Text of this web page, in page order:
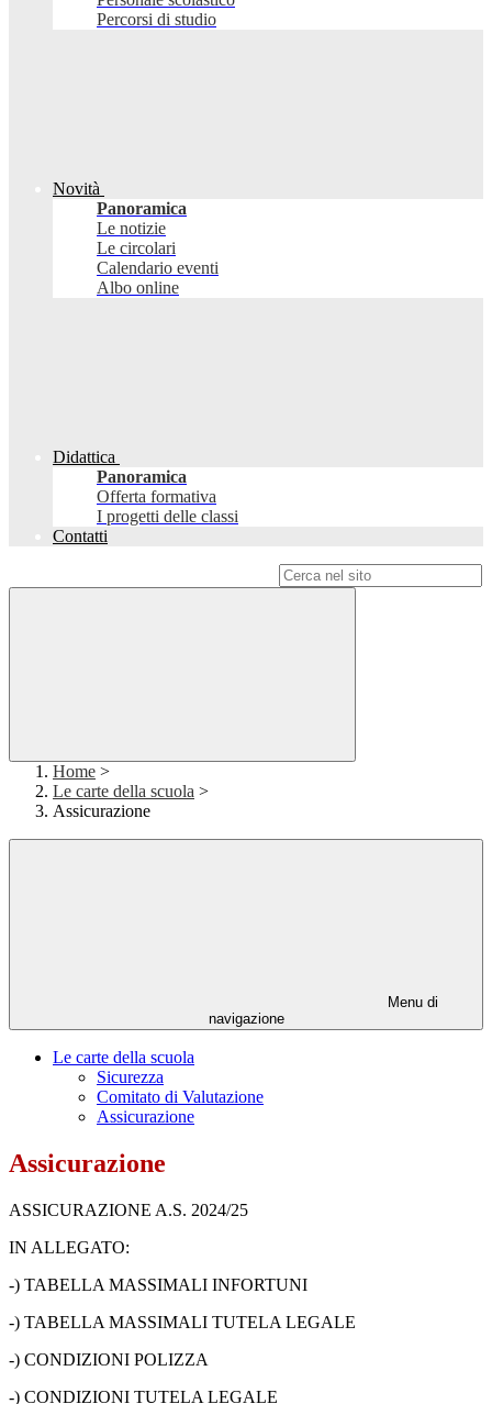
Percorsi di studio
Novità
Panoramica
Le notizie
Le circolari
Calendario eventi
Albo online
Didattica
Panoramica
Offerta formativa
I progetti delle classi
Contatti
Home >
Le carte della scuola >
Assicurazione
Menu di
navigazione
Le carte della scuola
Sicurezza
Comitato di Valutazione
Assicurazione
Assicurazione
ASSICURAZIONE A.S. 2024/25
IN ALLEGATO:
-) TABELLA MASSIMALI INFORTUNI
-) TABELLA MASSIMALI TUTELA LEGALE
-) CONDIZIONI POLIZZA
-) CONDIZIONI TUTELA LEGALE